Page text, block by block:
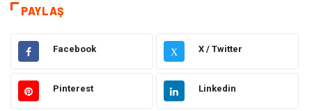
Eğitim
Dekorasyon Elektronik
Güzellik Makine
PAYLAŞ
Facebook X X / Twitter
Pinterest Linkedin